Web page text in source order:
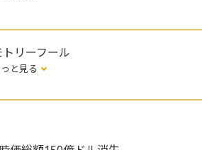
トリーフール
と見る